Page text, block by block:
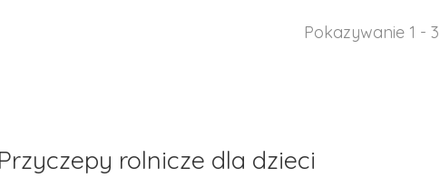
Pokazywanie 1 -
Przyczepy rolnicze dla dzieci